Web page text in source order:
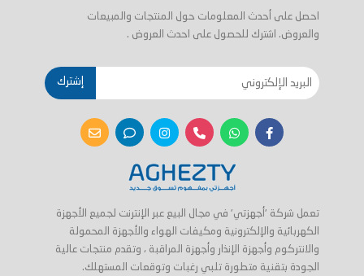
احصل على أحدث المعلومات حول المنتجات والمبيعات
والعروض. اشترك للحصول على احدث العروض .
إشترك
تعمل شركة 'أجهزتي' في مجال البيع عبر الإنترنت لجميع الأجهزة
الكهربائية والإلكترونية ومكيفات الهواء والأجهزة المحمولة
والانتركوم وأجهزة الإنذار وأجهزة المراقبة ، وتقدم منتجات عالية
الجودة بتقنية متطورة تلبي رغبات وتوقعات المستهلك.